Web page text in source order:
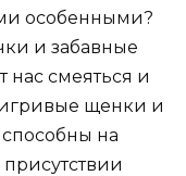
особенными?
и забавные
нас смеяться и
игривые щенки и
на
присутствии